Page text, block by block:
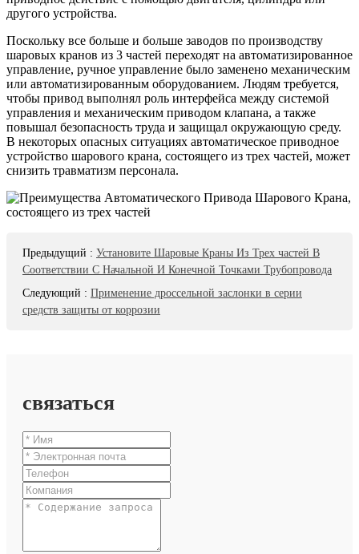
другого устройства.
Поскольку все больше и больше заводов по производству
шаровых кранов из 3 частей переходят на автоматизированное
управление, ручное управление было заменено механическим
или автоматизированным оборудованием. Людям требуется,
чтобы привод выполнял роль интерфейса между системой
управления и механическим приводом клапана, а также
повышал безопасность труда и защищал окружающую среду.
В некоторых опасных ситуациях автоматическое приводное
устройство шарового крана, состоящего из трех частей, может
снизить травматизм персонала.
Предыдущий : Установите Шаровые Краны Из Трех частей В
Соответствии С Начальной И Конечной Точками Трубопровода
Следующий : Применение дроссельной заслонки в серии
средств защиты от коррозии
связаться